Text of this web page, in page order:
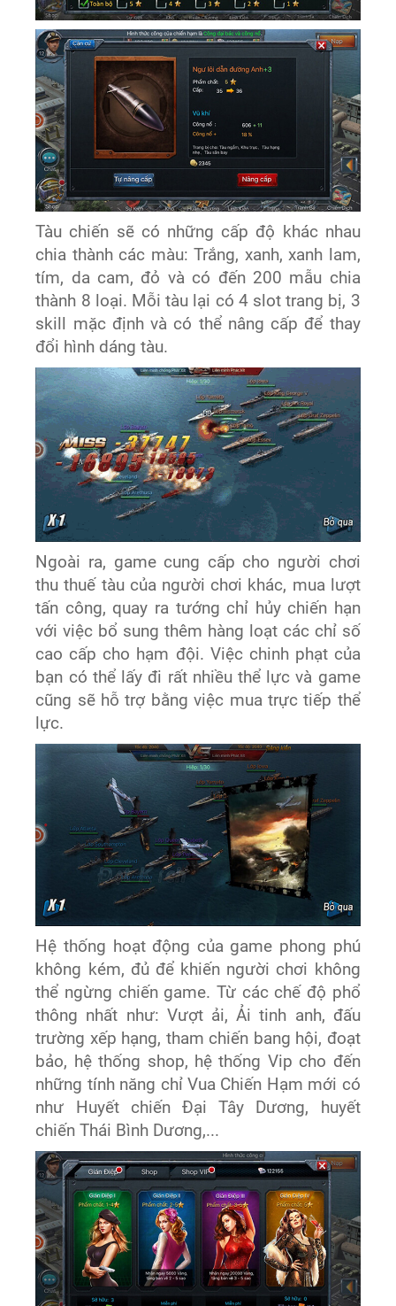
Tàu chiến sẽ có những cấp độ khác nhau
chia thành các màu: Trắng, xanh, xanh lam,
tím, da cam, đỏ và có đến 200 mẫu chia
thành 8 loại. Mỗi tàu lại có 4 slot trang bị, 3
skill mặc định và có thể nâng cấp để thay
đổi hình dáng tàu.
Ngoài ra, game cung cấp cho người chơi
thu thuế tàu của người chơi khác, mua lượt
tấn công, quay ra tướng chỉ hủy chiến hạn
với việc bổ sung thêm hàng loạt các chỉ số
cao cấp cho hạm đội. Việc chinh phạt của
bạn có thể lấy đi rất nhiều thể lực và game
cũng sẽ hỗ trợ bằng việc mua trực tiếp thể
lực.
Hệ thống hoạt động của game phong phú
không kém, đủ để khiến người chơi không
thể ngừng chiến game. Từ các chế độ phổ
thông nhất như: Vượt ải, Ải tinh anh, đấu
trường xếp hạng, tham chiến bang hội, đoạt
bảo, hệ thống shop, hệ thống Vip cho đến
những tính năng chỉ Vua Chiến Hạm mới có
như Huyết chiến Đại Tây Dương, huyết
chiến Thái Bình Dương,...